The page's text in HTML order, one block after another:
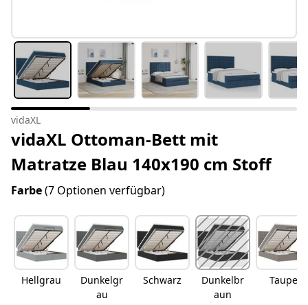
vidaXL
vidaXL Ottoman-Bett mit
Matratze Blau 140x190 cm Stoff
Farbe(7 Optionen verfügbar)
Hellgrau
Dunkelgr
au
Schwarz
Dunkelbr
aun
Taupe